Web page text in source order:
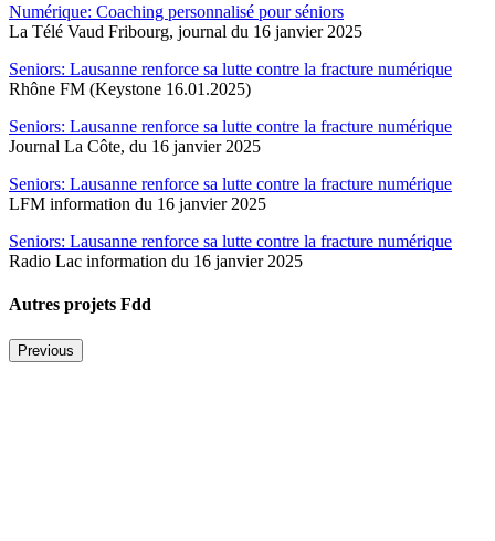
Numérique: Coaching personnalisé pour séniors
La Télé Vaud Fribourg, journal du 16 janvier 2025
Seniors: Lausanne renforce sa lutte contre la fracture numérique
Rhône FM (Keystone 16.01.2025)
Seniors: Lausanne renforce sa lutte contre la fracture numérique
Journal La Côte, du 16 janvier 2025
Seniors: Lausanne renforce sa lutte contre la fracture numérique
LFM information du 16 janvier 2025
Seniors: Lausanne renforce sa lutte contre la fracture numérique
Radio Lac information du 16 janvier 2025
Autres projets Fdd
Previous